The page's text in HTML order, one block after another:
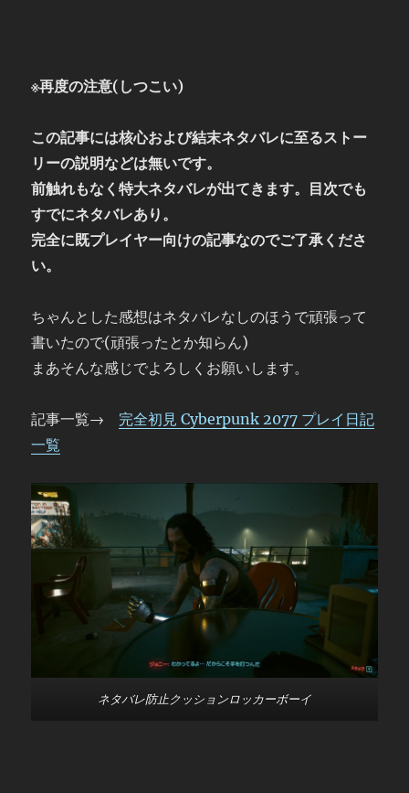
※再度の注意(しつこい)
この記事には核心および結末ネタバレに至るストー
リーの説明などは無いです。
前触れもなく特大ネタバレが出てきます。目次でも
すでにネタバレあり。
完全に既プレイヤー向けの記事なのでご了承くださ
い。
ちゃんとした感想はネタバレなしのほうで頑張って
書いたので(頑張ったとか知らん)
まあそんな感じでよろしくお願いします。
記事一覧→ 完全初見 Cyberpunk 2077 プレイ日記
一覧
ネタバレ防止クッションロッカーボーイ